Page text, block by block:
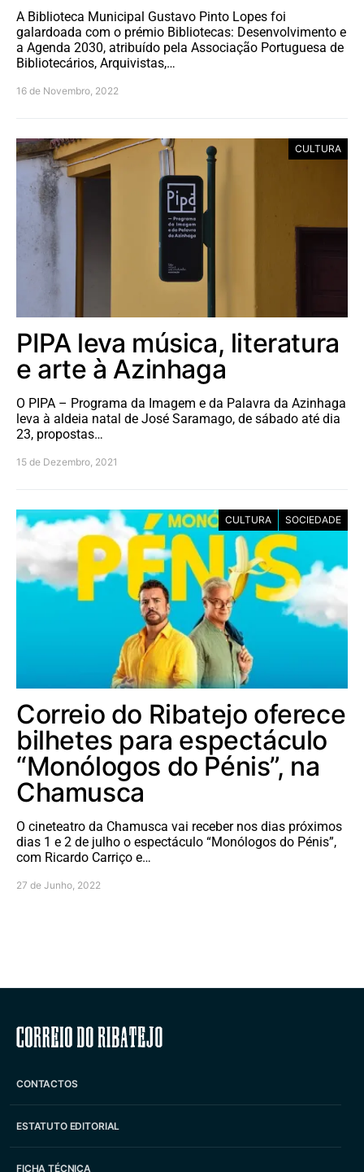
A Biblioteca Municipal Gustavo Pinto Lopes foi
galardoada com o prémio Bibliotecas: Desenvolvimento e
a Agenda 2030, atribuído pela Associação Portuguesa de
Bibliotecários, Arquivistas,…
16 de Novembro, 2022
CULTURA
PIPA leva música, literatura
e arte à Azinhaga
O PIPA – Programa da Imagem e da Palavra da Azinhaga
leva à aldeia natal de José Saramago, de sábado até dia
23, propostas…
15 de Dezembro, 2021
CULTURA SOCIEDADE
Correio do Ribatejo oferece
bilhetes para espectáculo
“Monólogos do Pénis”, na
Chamusca
O cineteatro da Chamusca vai receber nos dias próximos
dias 1 e 2 de julho o espectáculo “Monólogos do Pénis”,
com Ricardo Carriço e…
27 de Junho, 2022
Correio do Ribatejo
CONTACTOS
ESTATUTO EDITORIAL
FICHA TÉCNICA